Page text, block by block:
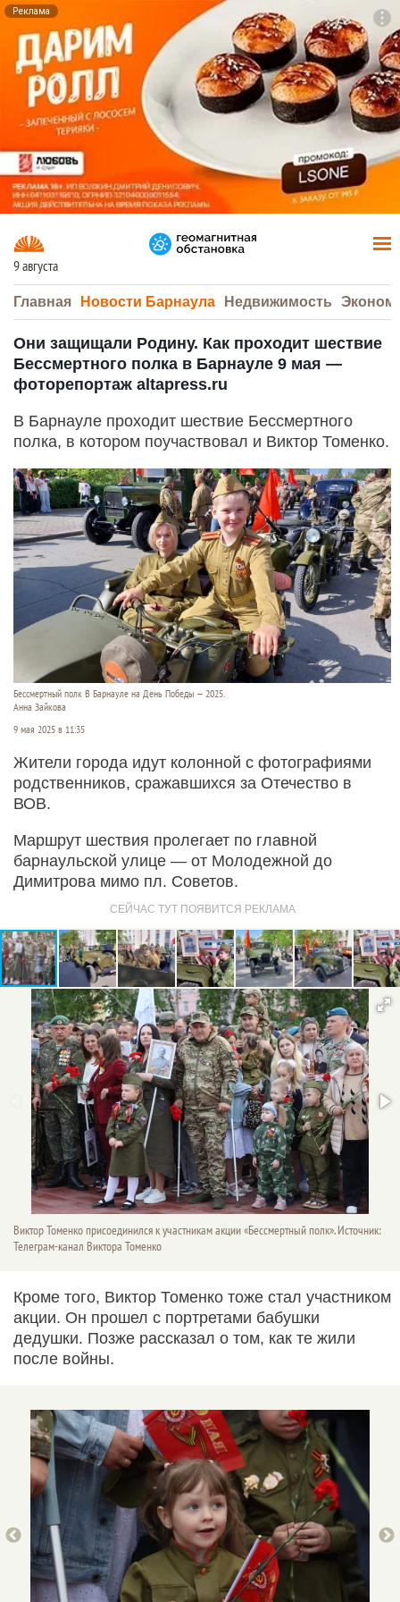
Реклама
9 августа
Главная Новости Барнаула Недвижимость
Они защищали Родину. Как проходит шествие
Бессмертного полка в Барнауле 9 мая —
фоторепортаж altapress.ru
В Барнауле проходит шествие Бессмертного
полка, в котором поучаствовал и Виктор Томенко.
Бессмертный полк В Барнауле на День Победы — 2025.
Анна Зайкова
9 мая 2025 в 11:35
Жители города идут колонной с фотографиями
родственников, сражавшихся за Отечество в
ВОВ.
Маршрут шествия пролегает по главной
барнаульской улице — от Молодежной до
Димитрова мимо пл. Советов.
Виктор Томенко присоединился к участникам акции «Бессмертный полк». Источник:
Телеграм-канал Виктора Томенко
Кроме того, Виктор Томенко тоже стал участником
акции. Он прошел с портретами бабушки
дедушки. Позже рассказал о том, как те жили
после войны.